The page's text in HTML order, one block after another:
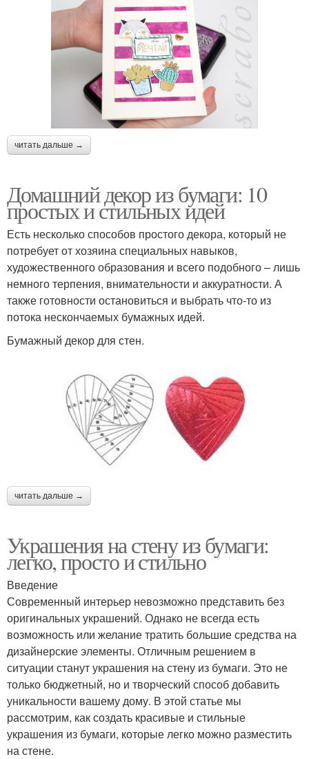
читать дальше →
Домашний декор из бумаги: 10
простых и стильных идей
Есть несколько способов простого декора, который не
потребует от хозяина специальных навыков,
художественного образования и всего подобного – лишь
немного терпения, внимательности и аккуратности. А
также готовности остановиться и выбрать что-то из
потока нескончаемых бумажных идей.
Бумажный декор для стен.
читать дальше →
Украшения на стену из бумаги:
легко, просто и стильно
Введение
Современный интерьер невозможно представить без
оригинальных украшений. Однако не всегда есть
возможность или желание тратить большие средства на
дизайнерские элементы. Отличным решением в
ситуации станут украшения на стену из бумаги. Это не
только бюджетный, но и творческий способ добавить
уникальности вашему дому. В этой статье мы
рассмотрим, как создать красивые и стильные
украшения из бумаги, которые легко можно разместить
на стене.